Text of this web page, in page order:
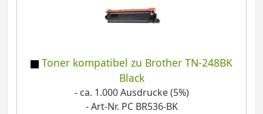
Toner kompatibel zu Brother TN-248BK
Black
- ca. 1.000 Ausdrucke (5%)
- Art-Nr. PC BR536-BK